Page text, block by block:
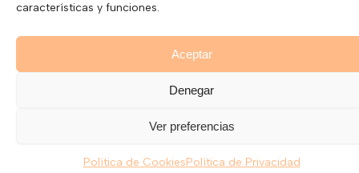
características y funciones.
Aceptar
Denegar
Ver preferencias
Política de CookiesPolítica de Privacidad